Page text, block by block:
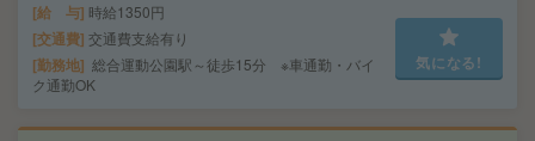
給 与 時給1350円
交通費 交通費支給有り
勤務地 総合運動公園駅～徒歩15分 ※車通勤・バイ
ク通勤OK
気になる!